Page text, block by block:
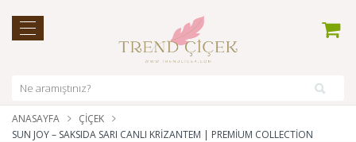
ANASAYFA
ÇIÇEK
SUN JOY – SAKSIDA SARI CANLI KRIZANTEM | PREMIUM COLLECTION